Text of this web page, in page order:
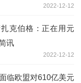
2022-12-12
克伯格：正在用元
讯
2022-12-12
临欧盟对610亿美元